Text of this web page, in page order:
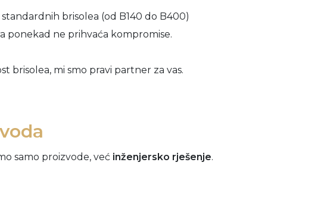
brisolea (od B140 do B400)
ponekad ne prihvaća kompromise.
brisolea, mi smo pravi partner za vas.
samo proizvode, već inženjersko rješenje.